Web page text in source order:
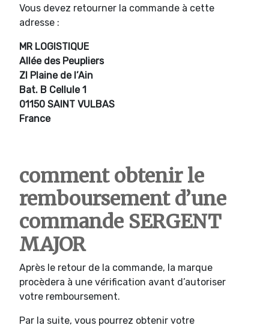
Vous devez retourner la commande à cette
adresse :
MR LOGISTIQUE
Allée des Peupliers
ZI Plaine de l’Ain
Bat. B Cellule 1
01150 SAINT VULBAS
France
comment obtenir le
remboursement d’une
commande SERGENT
MAJOR
Après le retour de la commande, la marque
procèdera à une vérification avant d’autoriser
votre remboursement.
Par la suite, vous pourrez obtenir votre